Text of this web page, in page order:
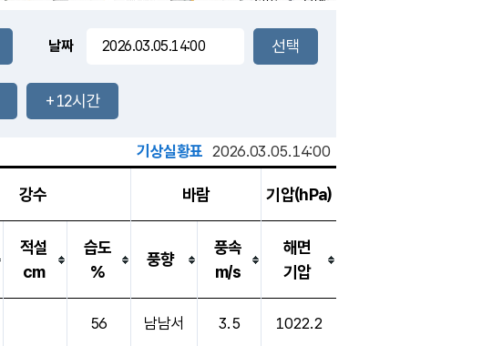
9.0mm
장호원
날짜
+12시간
기상실황표 2026.03.05.14:00
강수 바람 기압(hPa)
적설
cm
습도
%
풍향
풍속
m/s
해면
기압
56 남남서 3.5 1022.2